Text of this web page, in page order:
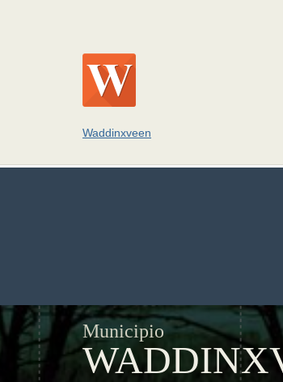
Waddinxveen
Municipio